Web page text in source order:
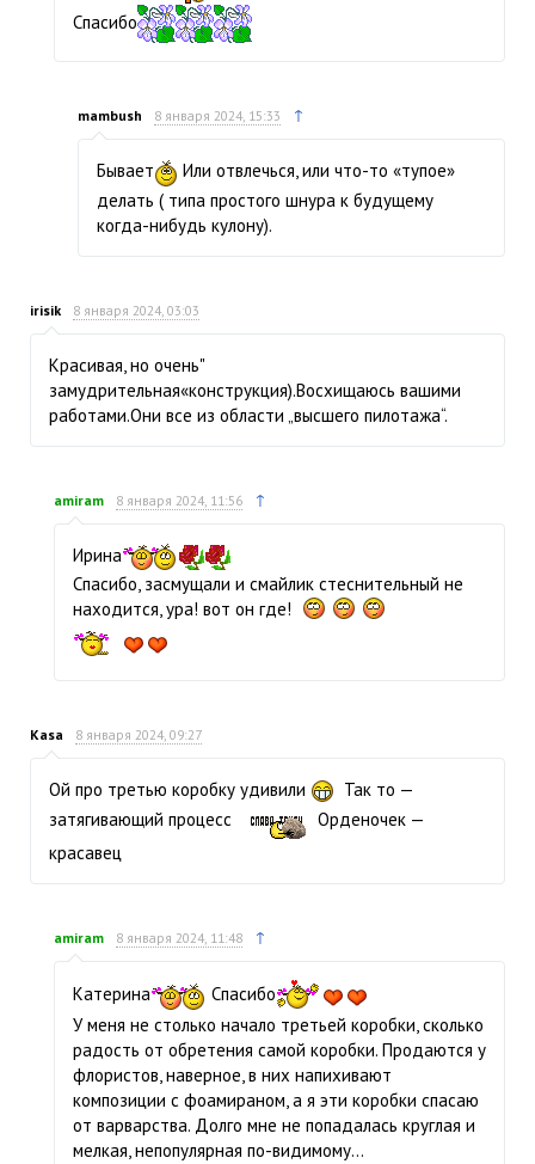
Спасибо
mambush 8 января 2024, 15:33 ↑
Бывает
Или отвлечься, или что-то «тупое»
делать ( типа простого шнура к будущему
когда-нибудь кулону).
irisik 8 января 2024, 03:03
Красивая, но очень"
замудрительная«конструкция).Восхищаюсь вашими
работами.Они все из области „высшего пилотажа“.
amiram 8 января 2024, 11:56 ↑
Ирина
Спасибо, засмущали и смайлик стеснительный не
находится, ура! вот он где!
Kasa 8 января 2024, 09:27
Ой про третью коробку удивили
Так то —
затягивающий процесс
Орденочек —
красавец
amiram 8 января 2024, 11:48 ↑
Катерина
Спасибо
У меня не столько начало третьей коробки, сколько
радость от обретения самой коробки. Продаются у
флористов, наверное, в них напихивают
композиции с фоамираном, а я эти коробки спасаю
от варварства. Долго мне не попадалась круглая и
мелкая, непопулярная по-видимому…